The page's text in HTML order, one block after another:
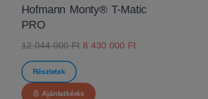
Hofmann Monty® T-Matic
PRO
12 044 000 Ft 8 430 000 Ft
Részletek
Ajánlatkérés